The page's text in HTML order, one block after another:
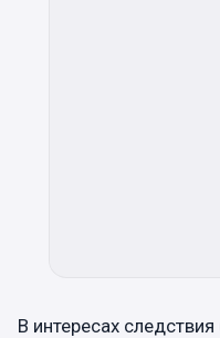
В интересах